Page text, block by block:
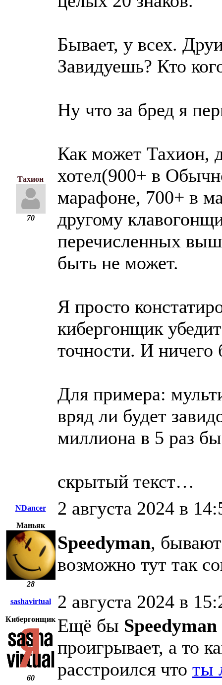
Тахион
70
Бывает, у всех.
Завидуешь? Кто
Ну что за бред я
Как может Тахион,
хотел(900+ в
марафоне, 700+ в
другому
перечисленных
быть не может.
Я просто
кибергонщик
точности. И ничего
Для примера:
вряд ли будет
миллиона в 5 раз
скрытый текст…
NDancer 2 августа 2024 в
Маньяк
28
Speedyman,
возможно тут так
sashavirtual 2 августа 2024 в
Кибергонщик
60
Ещё бы Speedyman
проигрывает, а то
расстроился что ты